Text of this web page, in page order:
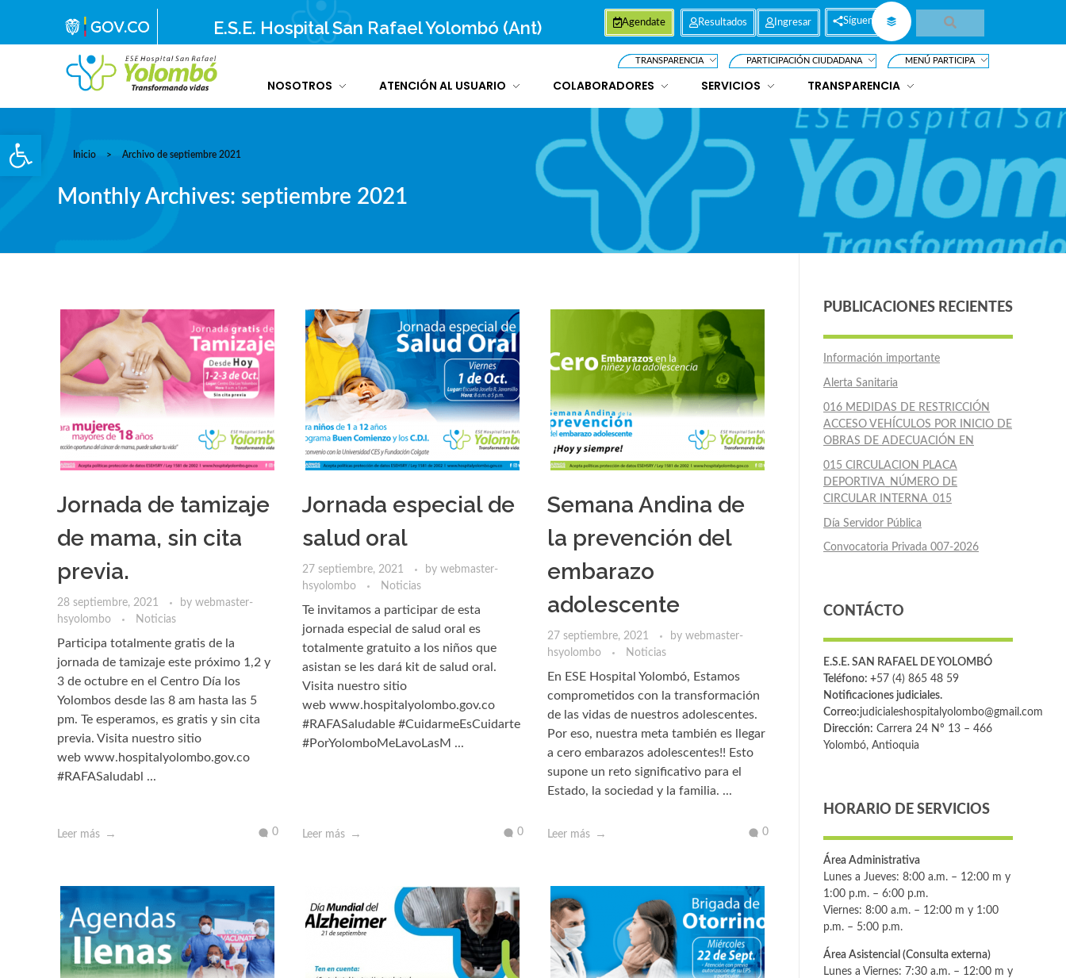
Abrir barra de herramientas
E.S.E. Hospital San Rafael Yolombó (Ant) Agendate Resultados Ingresar Síguenos
E.S.E. Hospital San Rafael Yolombó (Ant)
TRANSPARENCIA PARTICIPACIÓN CIUDADANA MENÚ PARTICIPA
NOSOTROS ATENCIÓN AL USUARIO COLABORADORES SERVICIOS TRANSPARENCIA
Inicio > Archivo de septiembre 2021
Monthly Archives: septiembre 2021
Jornada de tamizaje
de mama, sin cita
previa.
28 septiembre, 2021 by webmaster-
hsyolombo
Noticias
Participa totalmente gratis de la
jornada de tamizaje este próximo 1,2 y
3 de octubre en el Centro Día los
Yolombos desde las 8 am hasta las 5
pm. Te esperamos, es gratis y sin cita
previa. Visita nuestro sitio
web www.hospitalyolombo.gov.co
#RAFASaludabl ...
Leer más 0
Jornada especial de
salud oral
27 septiembre, 2021 by webmaster-
hsyolombo
Noticias
Te invitamos a participar de esta
jornada especial de salud oral es
totalmente gratuito a los niños que
asistan se les dará kit de salud oral.
Visita nuestro sitio
web www.hospitalyolombo.gov.co
#RAFASaludable #CuidarmeEsCuidarte
#PorYolomboMeLavoLasM ...
Leer más 0
Semana Andina de
la prevención del
embarazo
adolescente
27 septiembre, 2021 by webmaster-
hsyolombo
Noticias
En ESE Hospital Yolombó, Estamos
comprometidos con la transformación
de las vidas de nuestros adolescentes.
Por eso, nuestra meta también es llegar
a cero embarazos adolescentes!! Esto
supone un reto significativo para el
Estado, la sociedad y la familia. ...
Leer más 0
PUBLICACIONES RECIENTES
Información importante
Alerta Sanitaria
016 MEDIDAS DE RESTRICCIÓN
ACCESO VEHÍCULOS POR INICIO DE
OBRAS DE ADECUACIÓN EN
015 CIRCULACION PLACA
DEPORTIVA_NÚMERO DE
CIRCULAR INTERNA_015
Día Servidor Pública
Convocatoria Privada 007-2026
CONTÁCTO
E.S.E. SAN RAFAEL DE YOLOMBÓ
Teléfono: +57 (4) 865 48 59
Notificaciones judiciales.
Correo:judicialeshospitalyolombo@gmail.com
Dirección: Carrera 24 Nº 13 – 466
Yolombó, Antioquia
HORARIO DE SERVICIOS
Área Administrativa
Lunes a Jueves: 8:00 a.m. – 12:00 m y
1:00 p.m. – 6:00 p.m.
Viernes: 8:00 a.m. – 12:00 m y 1:00
p.m. – 5:00 p.m.
Área Asistencial (Consulta externa)
Lunes a Viernes: 7:30 a.m. – 12:00 m y